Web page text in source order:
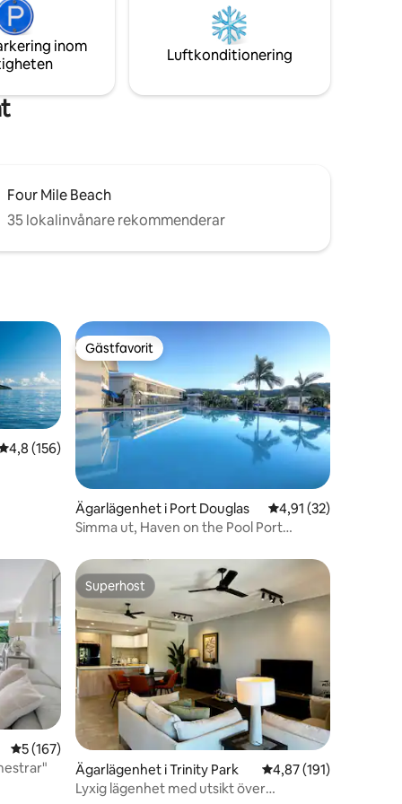
i
Mile
förinom
Luftkonditionering
Four Mile Beach
35 lokalinvånare rekommenderar
av 5 i genomsnittligt betyg, 156 omdömen
4,8 (156)
Gästfavorit
Gästfavorit
Ägarlägenhet i Port Douglas 4,91 av 5 i
4,91 (32)
Simma ut, Haven on the Pool Port
5 av 5 i genomsnittligt betyg, 167 omdömen
5 (167)
Superhost
Superhost
Ägarlägenhet i Trinity Park 4,87 av 5 i
4,87 (191)
Lyxig lägenhet med utsikt över